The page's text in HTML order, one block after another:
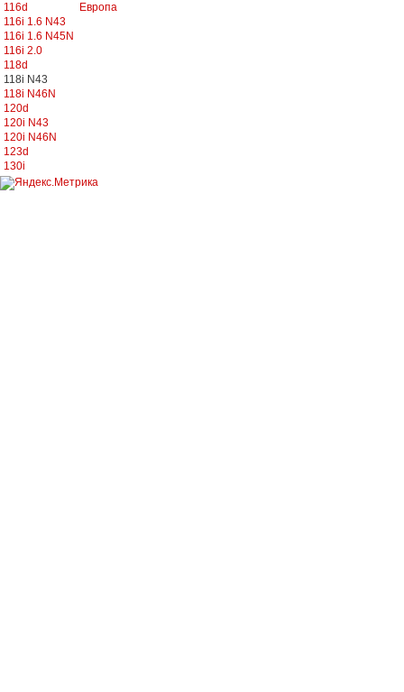
116d
116i 1.6 N43
116i 1.6 N45N
116i 2.0
118d
118i N43
118i N46N
120d
120i N43
120i N46N
123d
130i
Европа